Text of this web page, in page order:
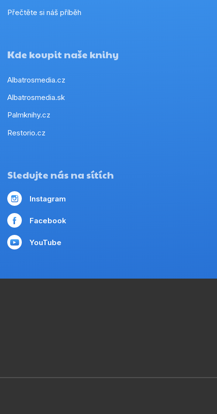
Přečtěte si náš příběh
Kde koupit naše knihy
Albatrosmedia.cz
Albatrosmedia.sk
Palmknihy.cz
Restorio.cz
Sledujte nás na sítích
Instagram
Facebook
YouTube